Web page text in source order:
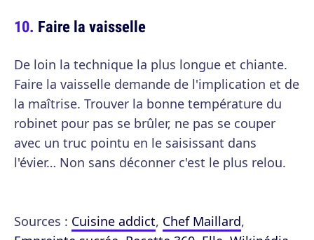
Faire la vaisselle
De loin la technique la plus longue et chiante.
Faire la vaisselle demande de l'implication et de
la maîtrise. Trouver la bonne température du
robinet pour pas se brûler, ne pas se couper
avec un truc pointu en le saisissant dans
l'évier… Non sans déconner c'est le plus relou.
Sources : Cuisine addict, Chef Maillard,